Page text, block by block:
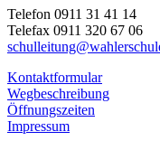
Telefon 0911 31 41 14
Telefax 0911 320 67 06
Kontaktformular
Wegbeschreibung
Öffnungszeiten
Impressum